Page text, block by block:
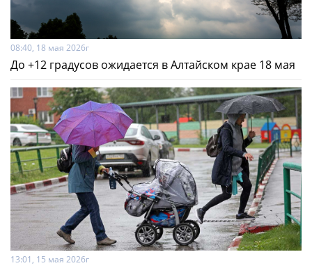
08:40, 18 мая 2026г
До +12 градусов ожидается в Алтайском крае 18 мая
13:01, 15 мая 2026г